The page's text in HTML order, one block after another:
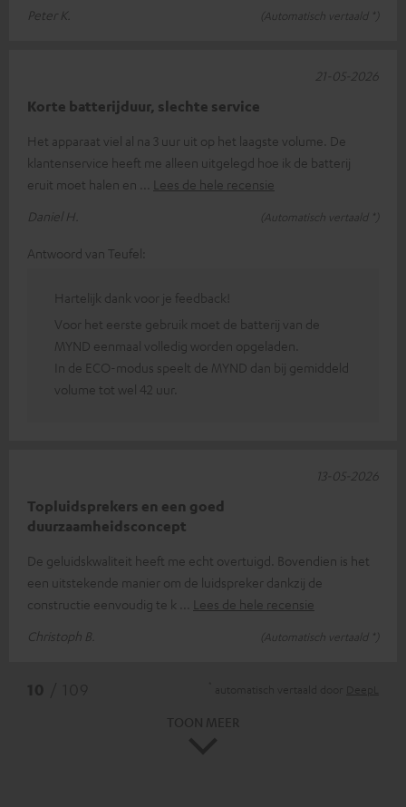
Peter K.
(Automatisch vertaald *)
Korte batterijduur, slechte service
Het apparaat viel al na 3 uur uit op het laagste volume. De
klantenservice heeft me alleen uitgelegd hoe ik de batterij
eruit moet halen en
Lees de hele recensie
Daniel H.
(Automatisch vertaald *)
21-05-2026
Antwoord van Teufel:
Hartelijk dank voor je feedback!
Voor het eerste gebruik moet de batterij van de
MYND eenmaal volledig worden opgeladen.
In de ECO-modus speelt de MYND dan bij gemiddeld
volume tot wel 42 uur.
Topluidsprekers en een goed
duurzaamheidsconcept
De geluidskwaliteit heeft me echt overtuigd. Bovendien is het
een uitstekende manier om de luidspreker dankzij de
constructie eenvoudig te k
Lees de hele recensie
Christoph B.
(Automatisch vertaald *)
13-05-2026